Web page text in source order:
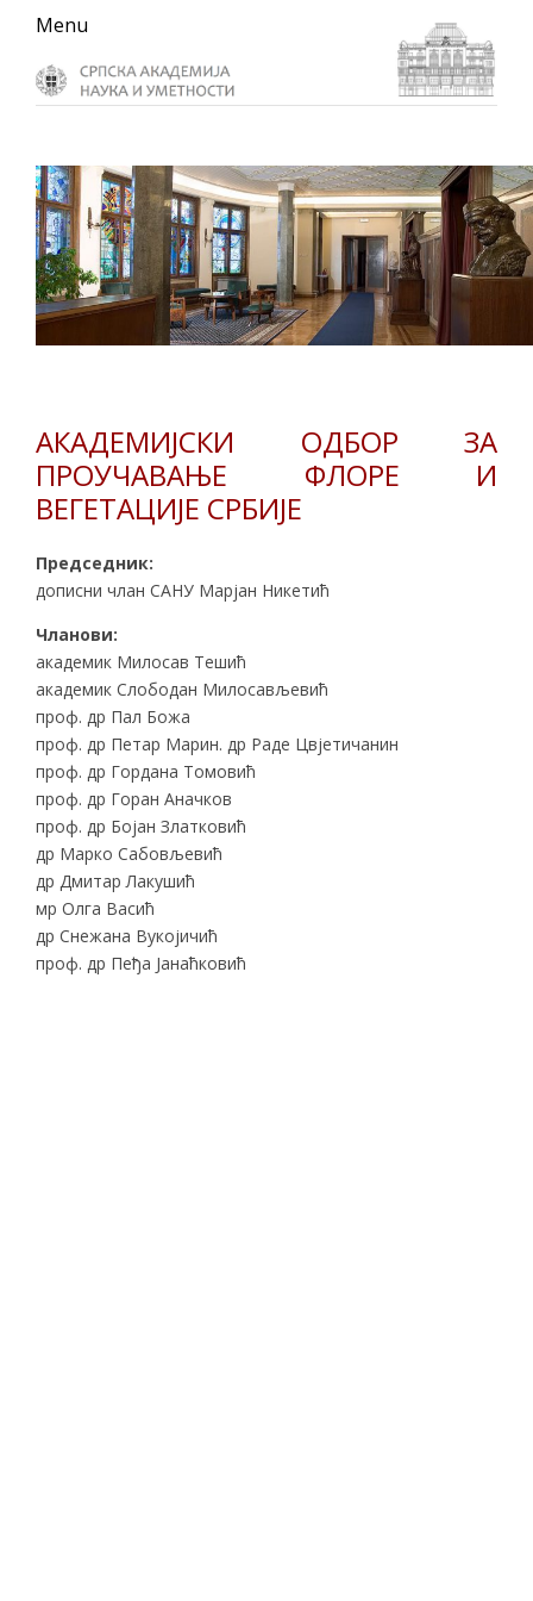
Skip
primary
navigation
Skip
main
content
Skip
primary
sidebar
Menu
АКАДЕМИЈСКИ ОДБОР ЗА
ПРОУЧАВАЊЕ ФЛОРЕ И
ВЕГЕТАЦИЈЕ СРБИЈЕ
Председник:
дописни члан САНУ Марјан Никетић
Чланови:
академик Милосав Тешић
академик Слободан Милосављевић
проф. др Пал Божа
проф. др Петар Марин. др Раде Цвјетичанин
проф. др Гордана Томовић
проф. др Горан Аначков
проф. др Бојан Златковић
др Марко Сабовљевић
др Дмитар Лакушић
мр Олга Васић
др Снежана Вукојичић
проф. др Пеђа Јанаћковић